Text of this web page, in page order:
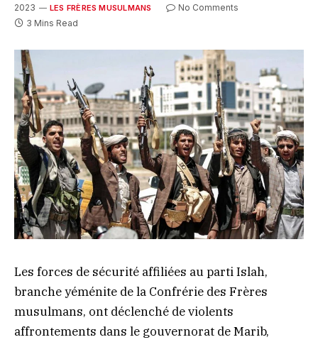
2023
LES FRÈRES MUSULMANS
No Comments
3 Mins Read
Les forces de sécurité affiliées au parti Islah,
branche yéménite de la Confrérie des Frères
musulmans, ont déclenché de violents
affrontements dans le gouvernorat de Marib,